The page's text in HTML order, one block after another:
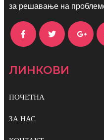
за решавање на
ЛИНКОВИ
ПОЧЕТНА
ЗА НАС